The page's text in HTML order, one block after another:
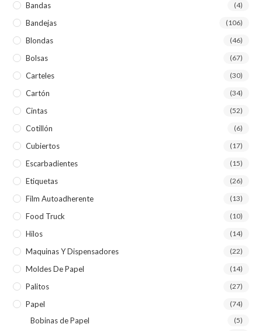
Bandas (4)
Bandejas (106)
Blondas (46)
Bolsas (67)
Carteles (30)
Cartón (34)
Cintas (52)
Cotillón (6)
Cubiertos (17)
Escarbadientes (15)
Etiquetas (26)
Film Autoadherente (13)
Food Truck (10)
Hilos (14)
Maquinas Y Dispensadores (22)
Moldes De Papel (14)
Palitos (27)
Papel (74)
Bobinas de Papel (5)